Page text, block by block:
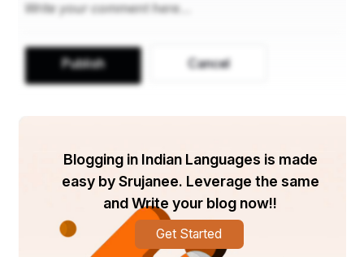
Publish Cancel
Blogging in Indian Languages is made
easy by Srujanee. Leverage the same
and Write your blog now!!
Get Started